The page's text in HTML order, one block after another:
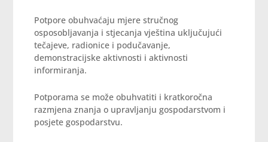
Potpore obuhvaćaju mjere stručnog
osposobljavanja i stjecanja vještina uključujući
tečajeve, radionice i podučavanje,
demonstracijske aktivnosti i aktivnosti
informiranja.
Potporama se može obuhvatiti i kratkoročna
razmjena znanja o upravljanju gospodarstvom i
posjete gospodarstvu.